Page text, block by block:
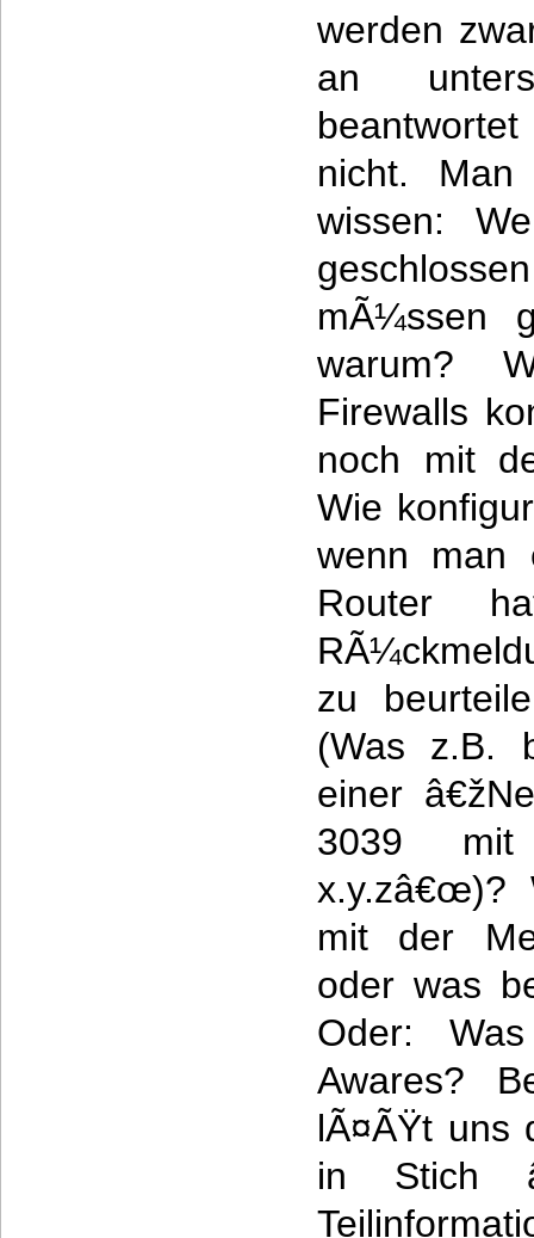
werden
an
nicht. Man
wissen:
mÃ¼ssen
warum?
Firewalls
noch mit
Wie
wenn man
Router
zu
(Was z.B.
einer
3039
x.y.zâ€œ)?
mit der
oder was
Oder:
Awares?
lÃ¤ÃŸt uns
in Stich